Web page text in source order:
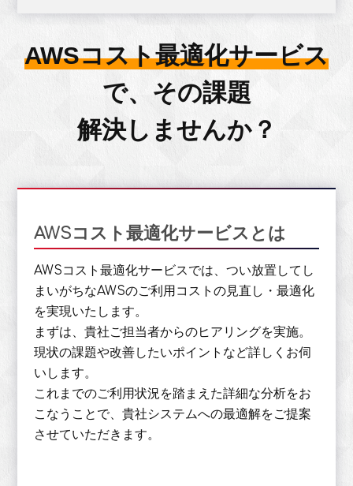
AWSコスト最適化サービス
で、 その課題
解決しませんか？
AWSコスト最適化サービスとは
AWSコスト最適化サービスでは、つい放置してし
まいがちなAWSのご利用コストの見直し・最適化
を実現いたします。
まずは、貴社ご担当者からのヒアリングを実施。
現状の課題や改善したいポイントなど詳しくお伺
いします。
これまでのご利用状況を踏まえた詳細な分析をお
こなうことで、貴社システムへの最適解をご提案
させていただきます。